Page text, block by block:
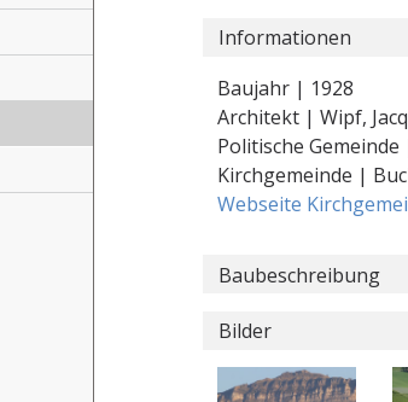
Informationen
Baujahr | 1928
Architekt | Wipf,
Politische
Kirchgemeinde |
Webseite
Baubeschreibung
Bilder